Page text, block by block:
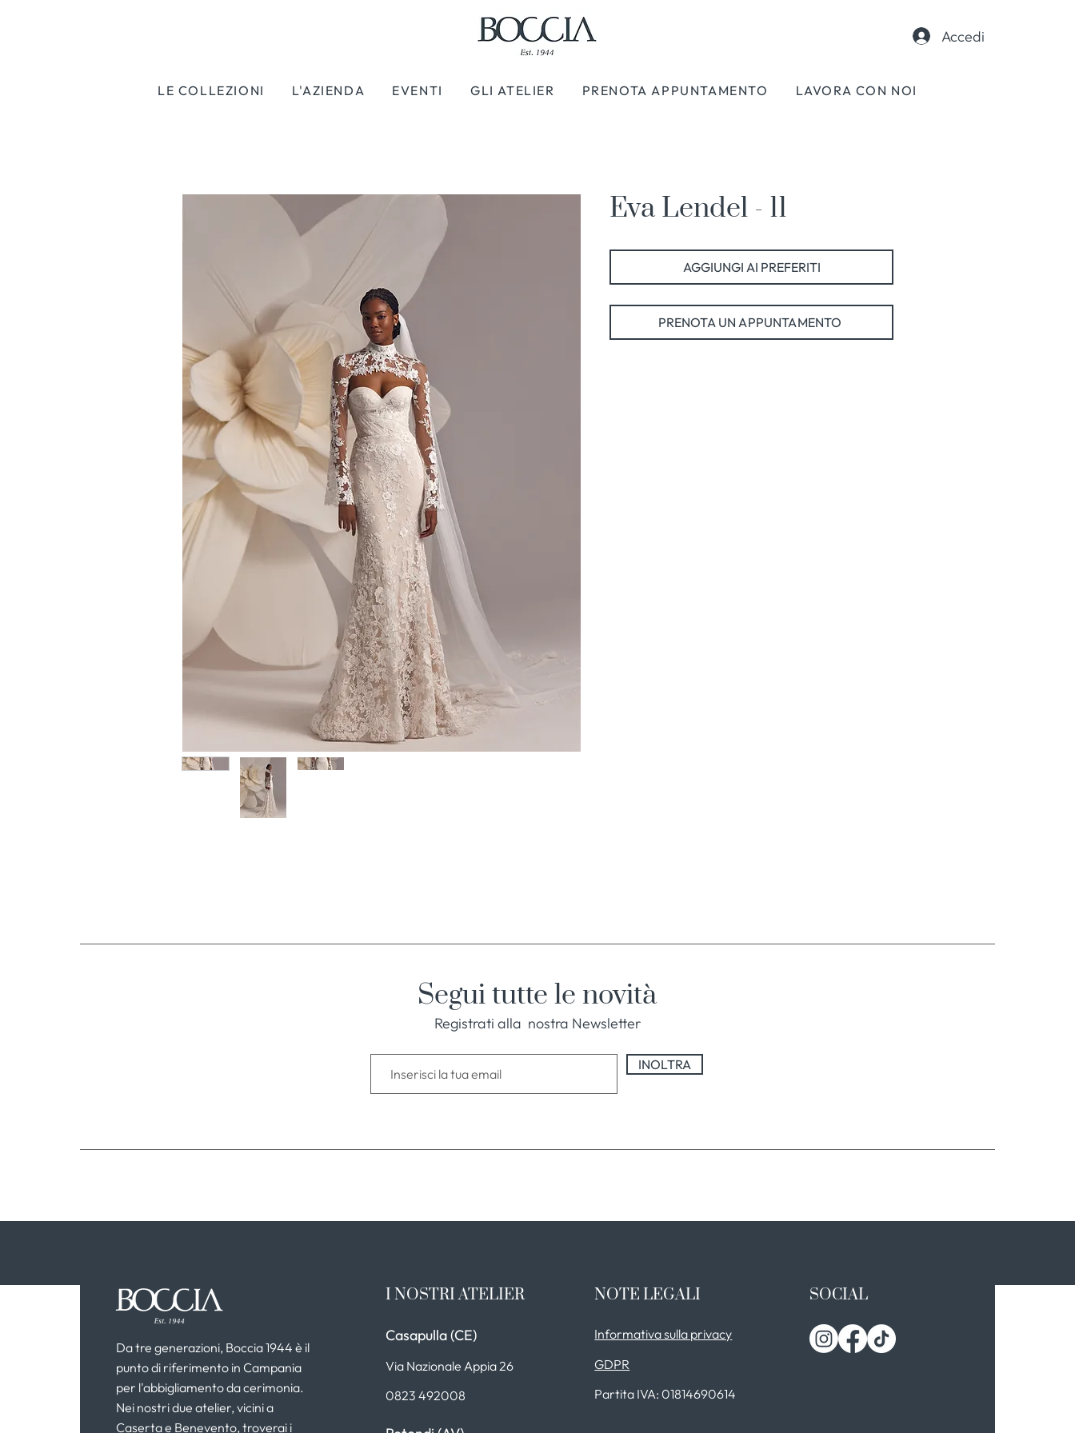
Accedi
LE COLLEZIONI L'AZIENDA EVENTI GLI ATELIER PRENOTA APPUNTAMENTO LAVORA CON NOI
Eva Lendel - 11
AGGIUNGI AI PREFERITI
PRENOTA UN APPUNTAMENTO
Segui tutte le novità
Registrati alla nostra Newsletter
INOLTRA
Da tre generazioni, Boccia 1944 è il
punto di riferimento in Campania
per l'abbigliamento da cerimonia.
Nei nostri due atelier, vicini a
Caserta e Benevento, troverai i
I NOSTRI ATELIER
Casapulla (CE)
Via Nazionale Appia 26
0823 492008
NOTE LEGALI
Informativa sulla privacy
GDPR
Partita IVA: 01814690614
SOCIAL